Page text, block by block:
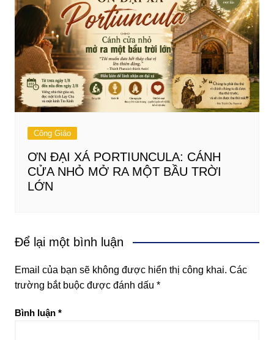
Công Giáo
ƠN ĐẠI XÁ PORTIUNCULA: CÁNH
CỬA NHỎ MỞ RA MỘT BẦU TRỜI
LỚN
Để lại một bình luận
Email của bạn sẽ không được hiển thị công khai. Các
trường bắt buộc được đánh dấu *
Bình luận *